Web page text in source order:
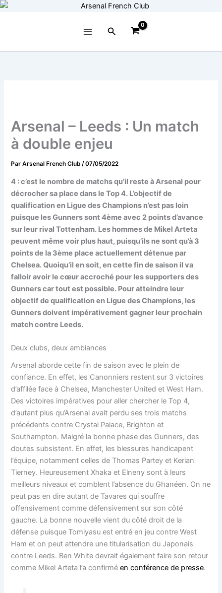
Aller
Rechercher
Arsenal – Leeds : Un match
à double enjeu
ParArsenal French Club/07/05/2022
4 : c’est le nombre de matchs qu’il reste à Arsenal pour
décrocher sa place dans le Top 4. L’objectif de
qualification en Ligue des Champions n’est pas loin
puisque les Gunners sont 4ème avec 2 points d’avance
sur leur rival Tottenham. Les hommes de Mikel Arteta
peuvent même voir plus haut, puisqu’ils ne sont qu’à 3
points de la 3ème place actuellement détenue par
Chelsea. Quoiqu’il en soit, en cette fin de saison il va
falloir avoir le cœur accroché pour les supporters des
Gunners car tout est possible. Pour atteindre leur
objectif de qualification en Ligue des Champions, les
Gunners doivent impérativement gagner leur prochain
match contre Leeds.
Deux clubs, deux ambiances
Arsenal aborde cette fin de saison avec le plein de
confiance. En effet, les Canonniers restent sur 3 victoires
d’affilée face à Chelsea, Manchester United et West Ham.
Des victoires impératives pour aller chercher le Top 4,
d’autant plus qu’Arsenal avait perdu ses trois matchs
précédents contre Crystal Palace, Brighton et
Southampton. Malgré la bonne phase des Gunners, des
doutes subsistent. En effet, les blessures handicapent
l’équipe, notamment celles de Thomas Partey et Kerian
Tierney. Heureusement Xhaka et Elneny sont à leurs
meilleurs niveaux et comblent l’absence du Ghanéen. On ne
peut pas en dire autant de Tavares qui souffre
offensivement comme défensivement sur son côté
gauche. La bonne nouvelle vient du côté droit de la
défense puisque Tomiyasu est entré en jeu contre West
Ham et on peut attendre une titularisation du Japonais
contre Leeds. Ben White devrait également faire son retour
comme Mikel Arteta l’a confirméen conférence de presse.